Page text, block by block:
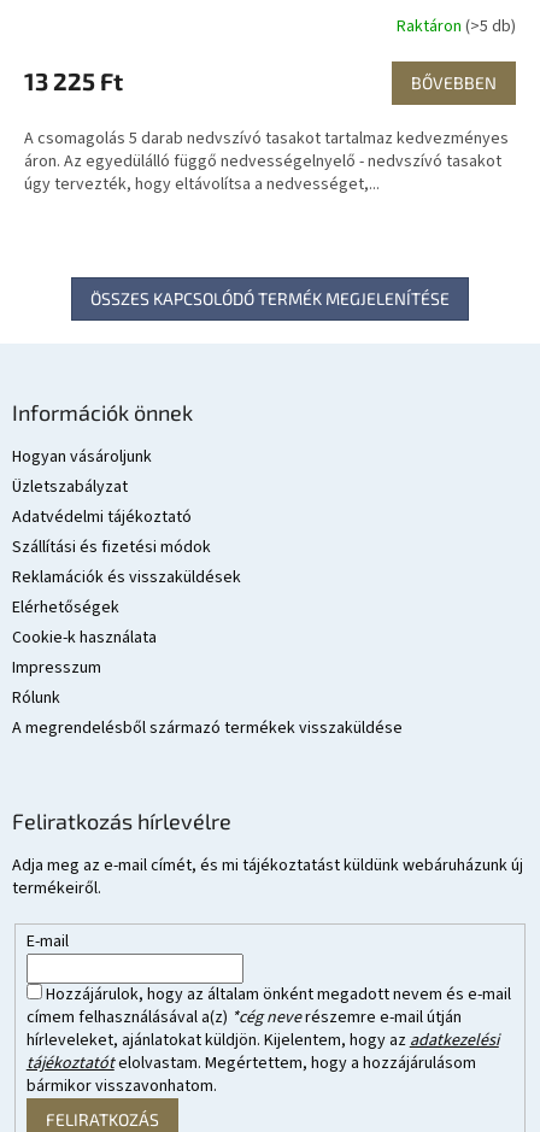
Raktáron (>5 db)
13 225 Ft BŐVEBBEN
A csomagolás 5 darab nedvszívó tasakot tartalmaz kedvezményes
áron. Az egyedülálló függő nedvességelnyelő - nedvszívó tasakot
úgy tervezték, hogy eltávolítsa a nedvességet,...
ÖSSZES KAPCSOLÓDÓ TERMÉK MEGJELENÍTÉSE
Információk önnek
Hogyan vásároljunk
Üzletszabályzat
Adatvédelmi tájékoztató
Szállítási és fizetési módok
Reklamációk és visszaküldések
Elérhetőségek
Cookie-k használata
Impresszum
Rólunk
A megrendelésből származó termékek visszaküldése
Feliratkozás hírlevélre
Adja meg az e-mail címét, és mi tájékoztatást küldünk webáruházunk új
termékeiről.
E-mail
Hozzájárulok, hogy az általam önként megadott nevem és e-mail
címem felhasználásával a(z) *cég neverészemre e-mail útján
hírleveleket, ajánlatokat küldjön. Kijelentem, hogy azadatkezelési
tájékoztatótelolvastam. Megértettem, hogy a hozzájárulásom
bármikor visszavonhatom.
FELIRATKOZÁS